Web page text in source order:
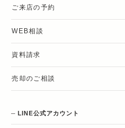
ご来店の予約
WEB相談
資料請求
売却のご相談
LINE公式アカウント